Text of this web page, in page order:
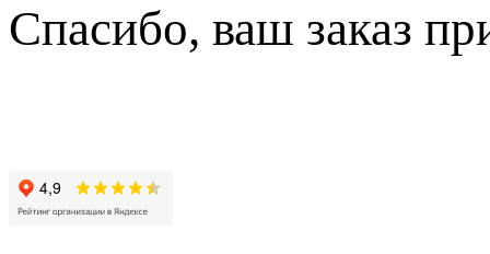
Спасибо, ваш заказ